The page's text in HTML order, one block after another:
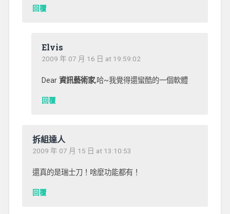
回覆
Elvis
2009 年 07 月 16 日 at 19:59:02
Dear 資訊藝術家,哈~我覺得還蠻酷的一個軟體
回覆
拆組達人
2009 年 07 月 15 日 at 13:10:53
還真的是瑞士刀！啥麼功能都有！
回覆